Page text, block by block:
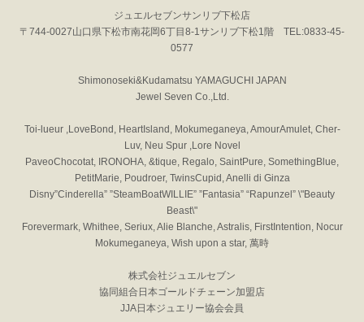
ジュエルセブンサンリブ下松店
〒744-0027山口県下松市南花岡6丁目8-1サンリブ下松1階 TEL:0833-45-
0577
Shimonoseki&Kudamatsu YAMAGUCHI JAPAN
Jewel Seven Co.,Ltd.
Toi-lueur ,LoveBond, HeartIsland, Mokumeganeya, AmourAmulet, Cher-
Luv, Neu Spur ,Lore Novel
PaveoChocotat, IRONOHA, &tique, Regalo, SaintPure, SomethingBlue,
PetitMarie, Poudroer, TwinsCupid, Anelli di Ginza
Disny”Cinderella” ”SteamBoatWILLIE” ”Fantasia” “Rapunzel” \"Beauty
Beast\"
Forevermark, Whithee, Seriux, Alie Blanche, Astralis, FirstIntention, Nocur
Mokumeganeya, Wish upon a star, 萬時
株式会社ジュエルセブン
協同組合日本ゴールドチェーン加盟店
JJA日本ジュエリー協会会員